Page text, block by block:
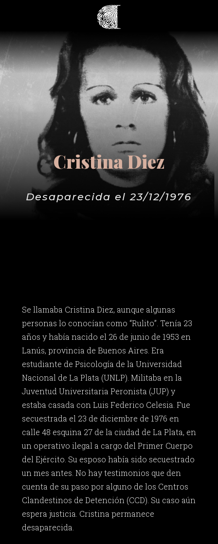
Cristina Diez
Desaparecida el 23/12/1976
Se llamaba Cristina Diez, aunque algunas
personas lo conocían como “Rulito”. Tenía 23
años y había nacido el 26 de junio de 1953 en
Lanús, provincia de Buenos Aires. Era
estudiante de Psicología de la Universidad
Nacional de La Plata (UNLP). Militaba en la
Juventud Universitaria Peronista (JUP) y
estaba casada con Luis Federico Celesia. Fue
secuestrada el 23 de diciembre de 1976 en
calle 48 esquina 27 de la ciudad de La Plata, en
un operativo ilegal a cargo del Primer Cuerpo
del Ejército. Su esposo había sido secuestrado
un mes antes. No hay testimonios que den
cuenta de su paso por alguno de los Centros
Clandestinos de Detención (CCD). Su caso aún
espera justicia. Cristina permanece
desaparecida.